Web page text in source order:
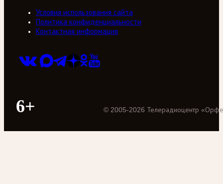
Условия использования сайта
Политика конфиденциальности
Контактная информация
6+ © 2005-2026 Телерадиоцентр